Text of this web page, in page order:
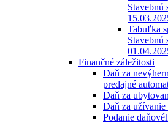
Stavebnú
Tabuľka
Stavebnú
Finančné záležitosti
Daň za
predajné
Daň za
Daň za užívanie
Podanie